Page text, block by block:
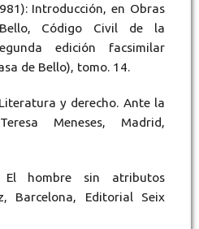
Introducción, en Obras
Código Civil de la
edición facsimilar
de Bello), tomo. 14.
y derecho. Ante la
Meneses, Madrid,
El hombre sin atributos
Barcelona, Editorial Seix